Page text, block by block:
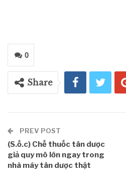
0
Share
PREV POST
(S.ố.c) Chế thuốc tân dược
giả quy mô lớn ngay trong
nhà máy tân dược thật